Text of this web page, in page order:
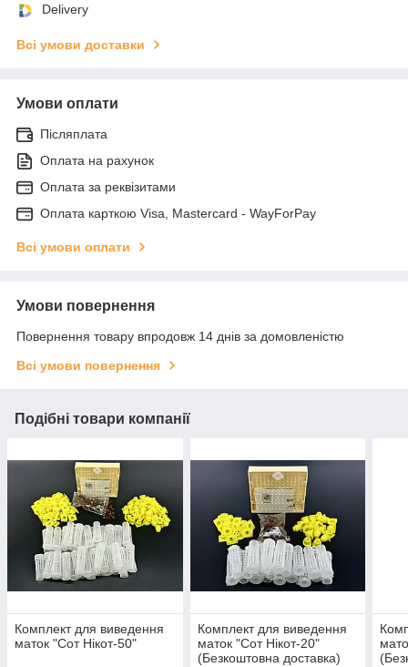
Delivery
Всі умови доставки
Умови оплати
Післяплата
Оплата на рахунок
Оплата за реквізитами
Оплата карткою Visa, Mastercard - WayForPay
Всі умови оплати
Умови повернення
Повернення товару впродовж 14 днів за домовленістю
Всі умови повернення
Подібні товари компанії
Комплект для виведення
маток "Сот Нікот-50"
Комплект для виведення
маток "Сот Нікот-20"
(Безкоштовна доставка)